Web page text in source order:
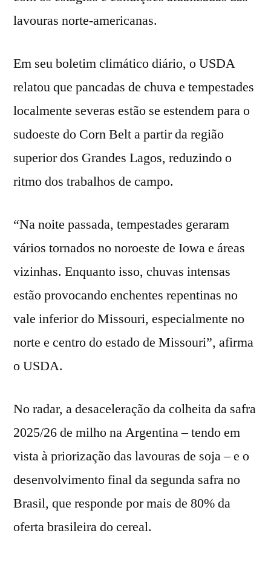
lavouras norte-americanas.
Em seu boletim climático diário, o USDA
relatou que pancadas de chuva e tempestades
localmente severas estão se estendem para o
sudoeste do Corn Belt a partir da região
superior dos Grandes Lagos, reduzindo o
ritmo dos trabalhos de campo.
“Na noite passada, tempestades geraram
vários tornados no noroeste de Iowa e áreas
vizinhas. Enquanto isso, chuvas intensas
estão provocando enchentes repentinas no
vale inferior do Missouri, especialmente no
norte e centro do estado de Missouri”, afirma
o USDA.
No radar, a desaceleração da colheita da safra
2025/26 de milho na Argentina – tendo em
vista à priorização das lavouras de soja – e o
desenvolvimento final da segunda safra no
Brasil, que responde por mais de 80% da
oferta brasileira do cereal.